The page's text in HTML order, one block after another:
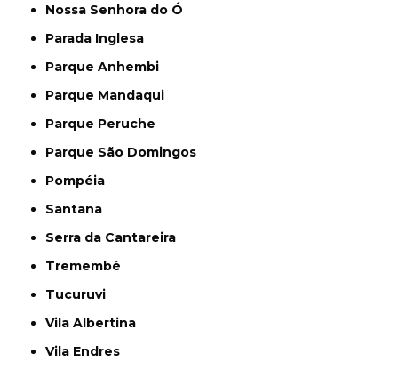
Nossa Senhora do Ó
Parada Inglesa
Parque Anhembi
Parque Mandaqui
Parque Peruche
Parque São Domingos
Pompéia
Santana
Serra da Cantareira
Tremembé
Tucuruvi
Vila Albertina
Vila Endres